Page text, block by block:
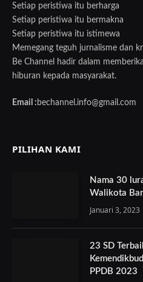
Setiap peristiwa itu berharga
Setiap peristiwa itu bermakna
Setiap peristiwa itu istimewa
Memegang teguh jurnalisme dan
Be Channel hadir dalam
hiburan kepada masyarakat.
Email : bechannel.info@gmail.com
PILIHAN KAMI
Nama 30
Walikota
Januari 3, 2023
23 SD
PPDB 2023